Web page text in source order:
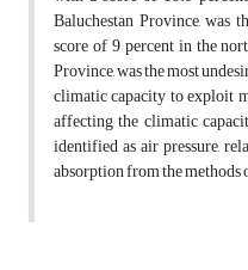
Baluchestan Province, was
score of 9 percent in the
Province, was the most
climatic capacity to exploit
affecting the climatic
identified as air pressure,
absorption from the